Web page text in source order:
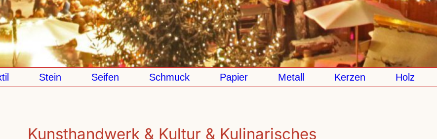
Stein Seifen Schmuck Papier Metall Kerzen Holz
Kunsthandwerk & Kultur & Kulinarisches